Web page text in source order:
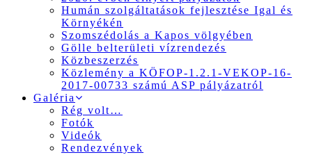
Humán szolgáltatások fejlesztése Igal és
Környékén
Szomszédolás a Kapos völgyében
Gölle belterületi vízrendezés
Közbeszerzés
Közlemény a KÖFOP-1.2.1-VEKOP-16-
2017-00733 számú ASP pályázatról
Galéria
Rég volt…
Fotók
Videók
Rendezvények